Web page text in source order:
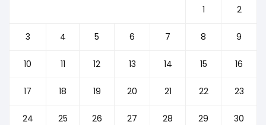
1 2
3 4 5 6 7 8 9
10 11 12 13 14 15 16
17 18 19 20 21 22 23
24 25 26 27 28 29 30